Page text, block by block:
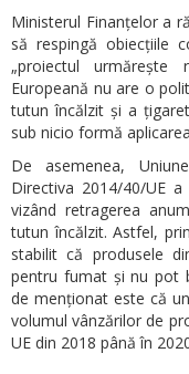
Ministerul Finanțelor a
să respingă obiecțiile
„proiectul urmărește
Europeană nu are o
tutun încălzit și a
sub nicio formă
De asemenea,
Directiva 2014/40/UE
vizând retragerea
tutun încălzit. Astfel, prin
stabilit că produsele
pentru fumat și nu pot
de menționat este că
volumul vânzărilor de
UE din 2018 până în